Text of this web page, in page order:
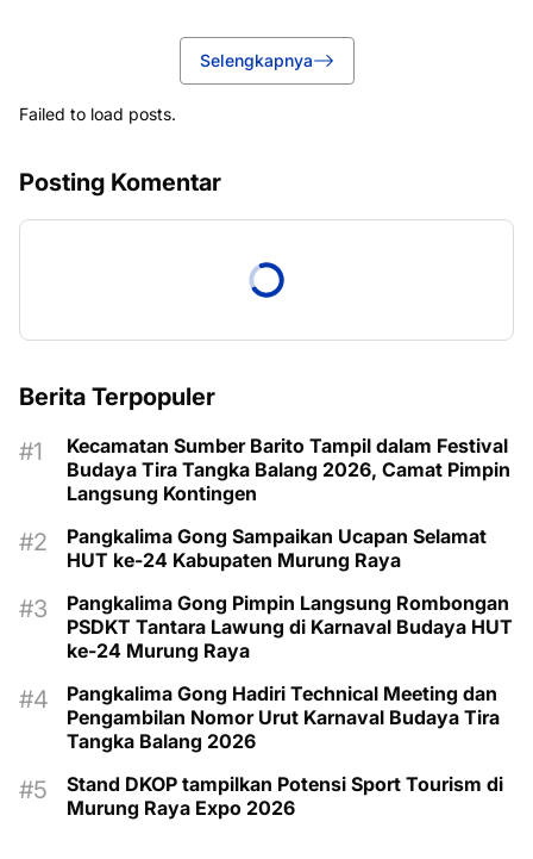
Selengkapnya
Failed to load posts.
Posting Komentar
Berita Terpopuler
Kecamatan Sumber Barito Tampil dalam Festival
Budaya Tira Tangka Balang 2026, Camat Pimpin
Langsung Kontingen
Pangkalima Gong Sampaikan Ucapan Selamat
HUT ke-24 Kabupaten Murung Raya
Pangkalima Gong Pimpin Langsung Rombongan
PSDKT Tantara Lawung di Karnaval Budaya HUT
ke-24 Murung Raya
Pangkalima Gong Hadiri Technical Meeting dan
Pengambilan Nomor Urut Karnaval Budaya Tira
Tangka Balang 2026
Stand DKOP tampilkan Potensi Sport Tourism di
Murung Raya Expo 2026